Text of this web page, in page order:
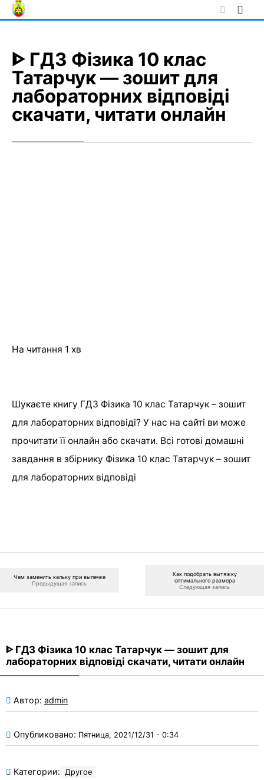
Skip
to
ᐈ ГДЗ Фізика 10 клас
Татарчук — зошит для
лабораторних відповіді
скачати, читати онлайн
На читання 1 хв
Шукаєте книгу ГДЗ Фізика 10 клас Татарчук – зошит
для лабораторних відповіді? У нас на сайті ви може
прочитати її онлайн або скачати. Всі готові домашні
завдання в збірнику Фізика 10 клас Татарчук – зошит
для лабораторних відповіді
Чем заменить кальку при выпечке
Предыдущая запись
Как подобрать вытяжку
оптимального размера
Следующая запись
ᐈ ГДЗ Фізика 10 клас Татарчук — зошит для
лабораторних відповіді скачати, читати онлайн
Автор: admin
Опубликовано: Пятница, 2021/12/31 - 0:34
Категории: Другое